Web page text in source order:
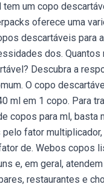
tem um copo
oferece uma
descartáveis para
dos. Quantos
Descubra a
O copo
ml em 1 copo. Para
copos para ml, basta
fator
de. Webos copos
e, em geral,
restaurantes e